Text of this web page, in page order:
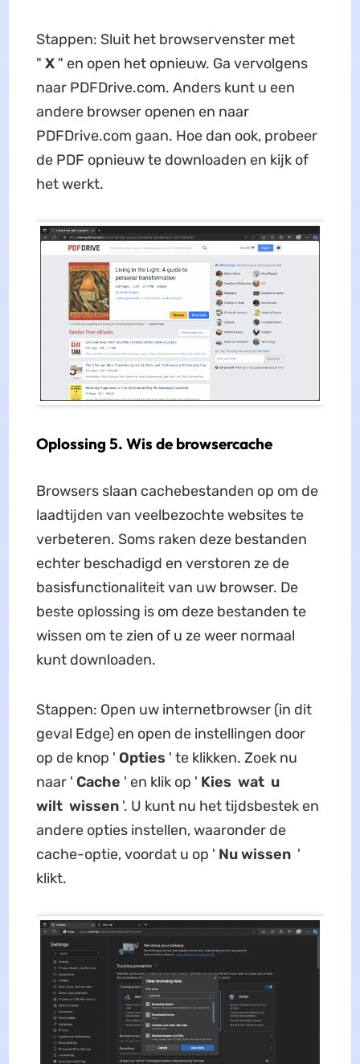
Stappen: Sluit het browservenster met
" X" en open het opnieuw. Ga vervolgens
naar PDFDrive.com. Anders kunt u een
andere browser openen en naar
PDFDrive.com gaan. Hoe dan ook, probeer
de PDF opnieuw te downloaden en kijk of
het werkt.
Oplossing 5. Wis de browsercache
Browsers slaan cachebestanden op om de
laadtijden van veelbezochte websites te
verbeteren. Soms raken deze bestanden
echter beschadigd en verstoren ze de
basisfunctionaliteit van uw browser. De
beste oplossing is om deze bestanden te
wissen om te zien of u ze weer normaal
kunt downloaden.
Stappen: Open uw internetbrowser (in dit
geval Edge) en open de instellingen door
op de knop ' Opties ' te klikken. Zoek nu
naar ' Cache ' en klik op ' Kies wat u
wilt wissen'. U kunt nu het tijdsbestek en
andere opties instellen, waaronder de
cache-optie, voordat u op ' Nuwissen'
klikt.